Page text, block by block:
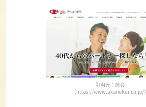
引用元：茜会
（https://www.akanekai.co.jp/）